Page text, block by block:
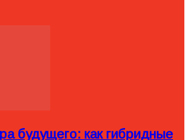
будущего: как гибридные